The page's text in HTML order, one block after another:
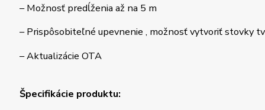
– Možnosť predĺženia až na 5 m
– Prispôsobiteľné upevnenie , možnosť vytvoriť stovky
– Aktualizácie OTA
Špecifikácie produktu: